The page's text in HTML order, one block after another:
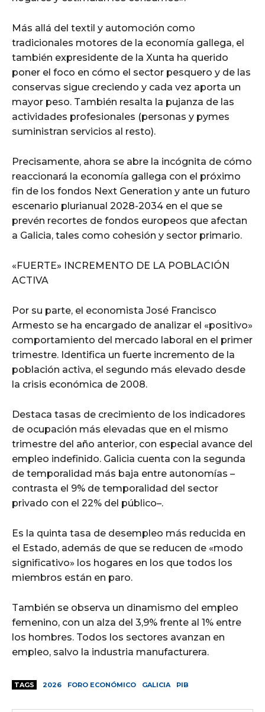
Más allá del textil y automoción como
tradicionales motores de la economía gallega, el
también expresidente de la Xunta ha querido
poner el foco en cómo el sector pesquero y de las
conservas sigue creciendo y cada vez aporta un
mayor peso. También resalta la pujanza de las
actividades profesionales (personas y pymes
suministran servicios al resto).
Precisamente, ahora se abre la incógnita de cómo
reaccionará la economía gallega con el próximo
fin de los fondos Next Generation y ante un futuro
escenario plurianual 2028-2034 en el que se
prevén recortes de fondos europeos que afectan
a Galicia, tales como cohesión y sector primario.
«FUERTE» INCREMENTO DE LA POBLACIÓN
ACTIVA
Por su parte, el economista José Francisco
Armesto se ha encargado de analizar el «positivo»
comportamiento del mercado laboral en el primer
trimestre. Identifica un fuerte incremento de la
población activa, el segundo más elevado desde
la crisis económica de 2008.
Destaca tasas de crecimiento de los indicadores
de ocupación más elevadas que en el mismo
trimestre del año anterior, con especial avance del
empleo indefinido. Galicia cuenta con la segunda
de temporalidad más baja entre autonomías –
contrasta el 9% de temporalidad del sector
privado con el 22% del público–.
Es la quinta tasa de desempleo más reducida en
el Estado, además de que se reducen de «modo
significativo» los hogares en los que todos los
miembros están en paro.
También se observa un dinamismo del empleo
femenino, con un alza del 3,9% frente al 1% entre
los hombres. Todos los sectores avanzan en
empleo, salvo la industria manufacturera.
TAGS 2026 FORO ECONÓMICO GALICIA PIB